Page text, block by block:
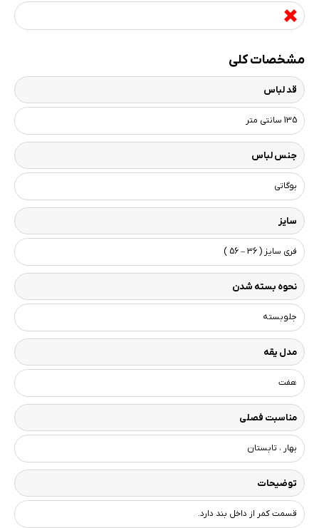
مشخصات کلی
قد لباس
135 سانتی متر
جنس لباس
بوگاتی
سایز
فری سایز ( 36 – 56 )
نحوه بسته شدن
جلوبسته
مدل یقه
هفت
مناسبت فصلی
بهار ، تابستان
توضیحات
قسمت کمر از داخل بند دارد.